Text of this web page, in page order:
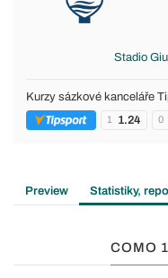
Stadio
Kurzy sázkové kanceláře
1 1.24 0
Preview Statistiky,
COMO